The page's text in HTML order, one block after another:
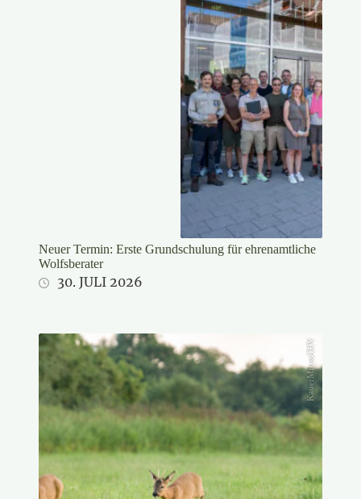
Neuer Termin: Erste Grundschulung für ehrenamtliche
Wolfsberater
30. JULI 2026
KauerMross/DJV